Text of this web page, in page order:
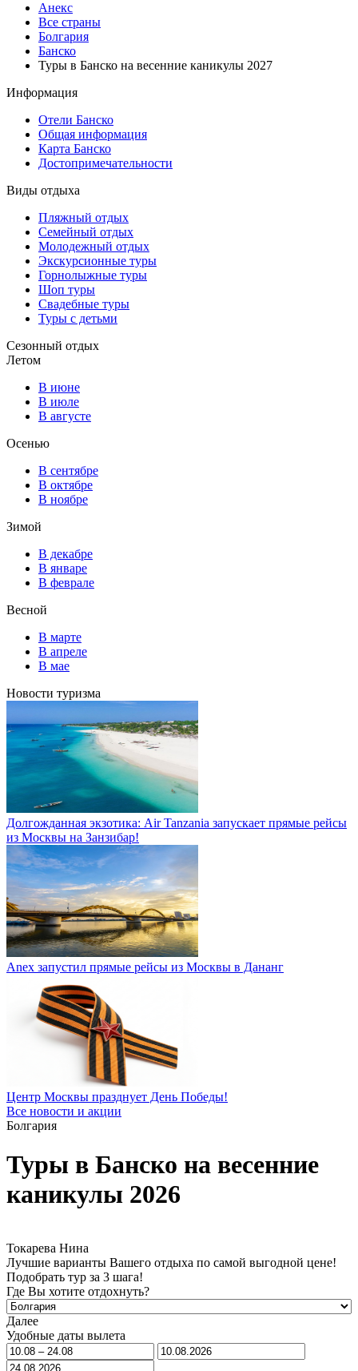
Анекс
Все страны
Болгария
Банско
Туры в Банско на весенние каникулы 2027
Информация
Отели Банско
Общая информация
Карта Банско
Достопримечательности
Виды отдыха
Пляжный отдых
Семейный отдых
Молодежный отдых
Экскурсионные туры
Горнолыжные туры
Шоп туры
Свадебные туры
Туры с детьми
Сезонный отдых
Летом
В июне
В июле
В августе
Осенью
В сентябре
В октябре
В ноябре
Зимой
В декабре
В январе
В феврале
Весной
В марте
В апреле
В мае
Новости туризма
Долгожданная экзотика: Air Tanzania запускает прямые рейсы
из Москвы на Занзибар!
Anex запустил прямые рейсы из Москвы в Дананг
Центр Москвы празднует День Победы!
Все новости и акции
Болгария
Туры в Банско на весенние
каникулы 2026
Токарева Нина
Лучшие варианты Вашего отдыха по самой выгодной цене!
Подобрать тур за 3 шага!
Где Вы хотите отдохнуть?
Далее
Удобные даты вылета